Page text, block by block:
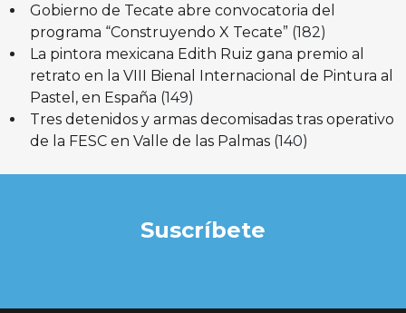
Gobierno de Tecate abre convocatoria del
programa “Construyendo X Tecate” (182)
La pintora mexicana Edith Ruiz gana premio al
retrato en la VIII Bienal Internacional de Pintura al
Pastel, en España (149)
Tres detenidos y armas decomisadas tras operativo
de la FESC en Valle de las Palmas (140)
Suscríbete